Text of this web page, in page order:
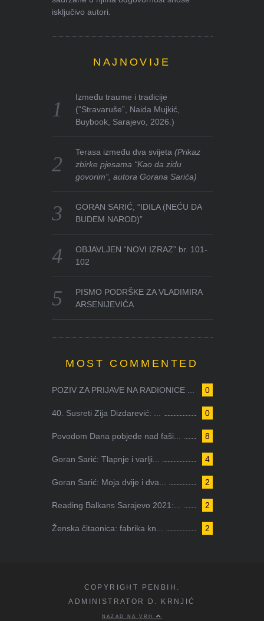
isključivo autori.
NAJNOVIJE
Između traume i tradicije
(“Stravaruše”, Naida Mujkić,
Buybook, Sarajevo, 2026.)
Terasa između dva svijeta(Prikaz
zbirke pjesama “Kao da zidu
govorim”, autora Gorana Sarića)
GORAN SARIĆ, “IDILA (NEĆU DA
BUDEM NAROD)”
OBJAVLJEN “NOVI IZRAZ” br. 101-
102
PISMO PODRŠKE ZA VLADIMIRA
ARSENIJEVIĆA
MOST COMMENTED
0
POZIV ZA PRIJAVE NA RADIONICE ...
0
40. Susreti Zija Dizdarević: ...
8
Povodom Dana pobjede nad faši...
4
Goran Sarić: Tlapnje i varlji...
2
Goran Sarić: Moja dvije i dva...
2
Reading Balkans Sarajevo 2021:...
2
Ženska čitaonica: fabrika kn...
COPYRIGHT PENBIH.
ADMINISTRATOR D. KRNJIĆ
NAZAD NA VRH